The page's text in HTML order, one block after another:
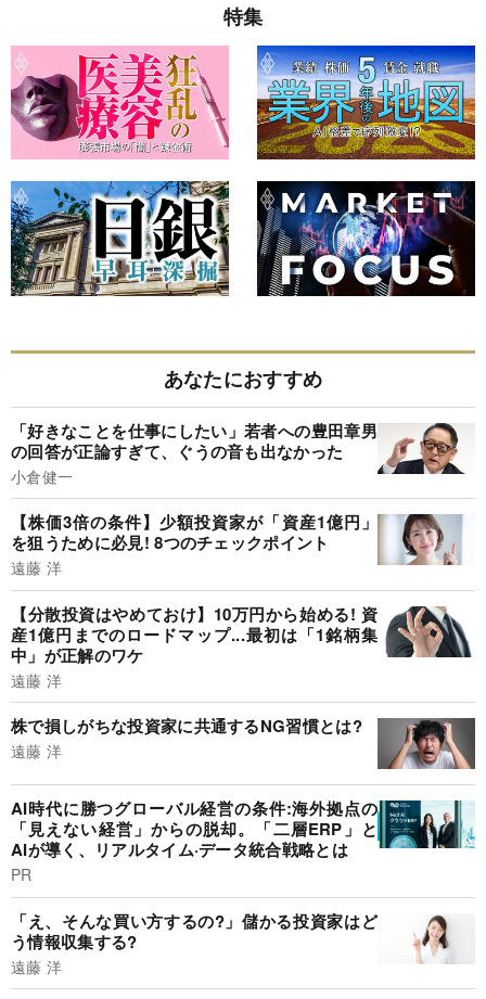
特集
あなたにおすすめ
「好きなことを仕事にしたい」若者への豊田章男
の回答が正論すぎて、ぐうの音も出なかった
小倉健一
【株価3倍の条件】少額投資家が「資産1億円」
を狙うために必見! 8つのチェックポイント
遠藤 洋
【分散投資はやめておけ】10万円から始める! 資
産1億円までのロードマップ...最初は「1銘柄集
中」が正解のワケ
遠藤 洋
株で損しがちな投資家に共通するNG習慣とは?
遠藤 洋
AI時代に勝つグローバル経営の条件:海外拠点の
「見えない経営」からの脱却。「二層ERP」と
AIが導く、リアルタイム·データ統合戦略とは
PR
「え、そんな買い方するの?」儲かる投資家はど
う情報収集する?
遠藤 洋